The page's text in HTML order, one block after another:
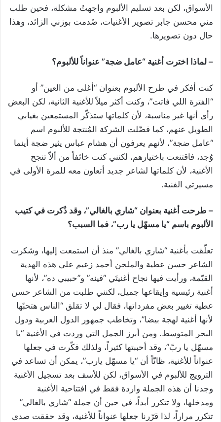
الأسواق، لكن بعد تسليم الألبوم واجهتُ مشكلة، فحين طلب
مني محسن جابر تصوير الأغنيات، صُدمت بوزني الزائد، وهذا
حال دون تصويرها.
– لماذا اخترت أغنية “عامل ضجة” عنواناً للألبوم؟
كنت أفكر في طرح الألبوم بعنوان “أغلى من العين” أو
“الفترة اللي فاتت”، وكنت أكثر ميلاً للأغنية الثانية، لكن البعض
رأى أنها غير مناسبة، لأن كلماتها ستذكّر المستمعين بغيابي
الطويل عنهم، كما فضّلت الشركة المُنتجة للألبوم اسم
“عامل ضجة”، لأنهم يعرفون أن هشام عباس يثير ضجة أينما
وُجد، فاقتنعت باختيارهم، لكنني كنت خائفاً من ألاّ تنجح
الأغنية، لأن كلماتها لشاعر جديد أتعاون معه للمرة الأولى في
مسيرتي الفنية.
– طرحت أغنية بعنوان “شاري بالغالي”، وقد ذُكرت في كتيب
الألبوم باسم “يا مسهّل يا رب”، فما السبب؟
تعلّقت بأغنية “شاري بالغالي” منذ أن استمعت إليها، وشكرت
الشاعر حسن عطية والملحن أحمد زعيم على هذه الهدية
القيّمة، ورأيت فيها نجاح أغنيتَي “فينه” و”حبيبي ده”، لأنها
أغنية رئيسية وإيقاعها جميل، لكنني طلبت من الشاعر حسن
عطية تغيير بعض مفرداتها، فقال لي لا تقلق “الناس هتحبّها
لأنها أغنية لهجة بيضا”، وتخاطب جمهور الدول العربية ودول
البحر المتوسط. ومن أبرز الجمل التي وردت في الأغنية “يا
مسهّل يا ربّ”، وقد أحببتها كثيراً، ولذلك فكّرت في جعلها
عنواناً للأغنية، ظانّاً أن “يا مسهّل يارب”، يمكن أن تساعد في
الترويج للألبوم في الأسواق، لكن للأسف بعد تسجيل الأغنية
وجدنا أن هذه الجملة واردة فقط في افتتاحية الأغنية
ومدخلها، ولا تتكرر أبداً، في حين أن جملة “شاري بالغالي”
تتكرر مراراً، لذا قرّرنا جعلها عنواناً للأغنية، وقد حققت صدى